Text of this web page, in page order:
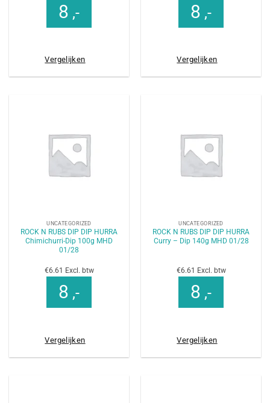
8 ,-
Vergelijken
8 ,-
Vergelijken
UNCATEGORIZED
ROCK N RUBS DIP DIP HURRA
Chimichurri-Dip 100g MHD
01/28
€6.61 Excl. btw
8 ,-
Vergelijken
UNCATEGORIZED
ROCK N RUBS DIP DIP HURRA
Curry – Dip 140g MHD 01/28
€6.61 Excl. btw
8 ,-
Vergelijken